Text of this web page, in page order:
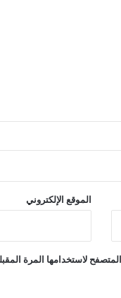
الموقع الإلكتروني
لاستخدامها المرة